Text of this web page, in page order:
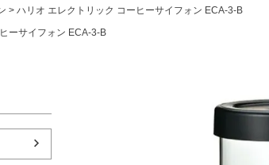
ハリオ エレクトリック コーヒーサイフォン ECA-3-B
ーサイフォン ECA-3-B